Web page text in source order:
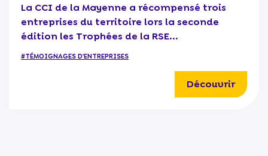
La CCI de la Mayenne a récompensé trois
entreprises du territoire lors la seconde
édition les Trophées de la RSE...
#TÉMOIGNAGES D'ENTREPRISES
Découvrir